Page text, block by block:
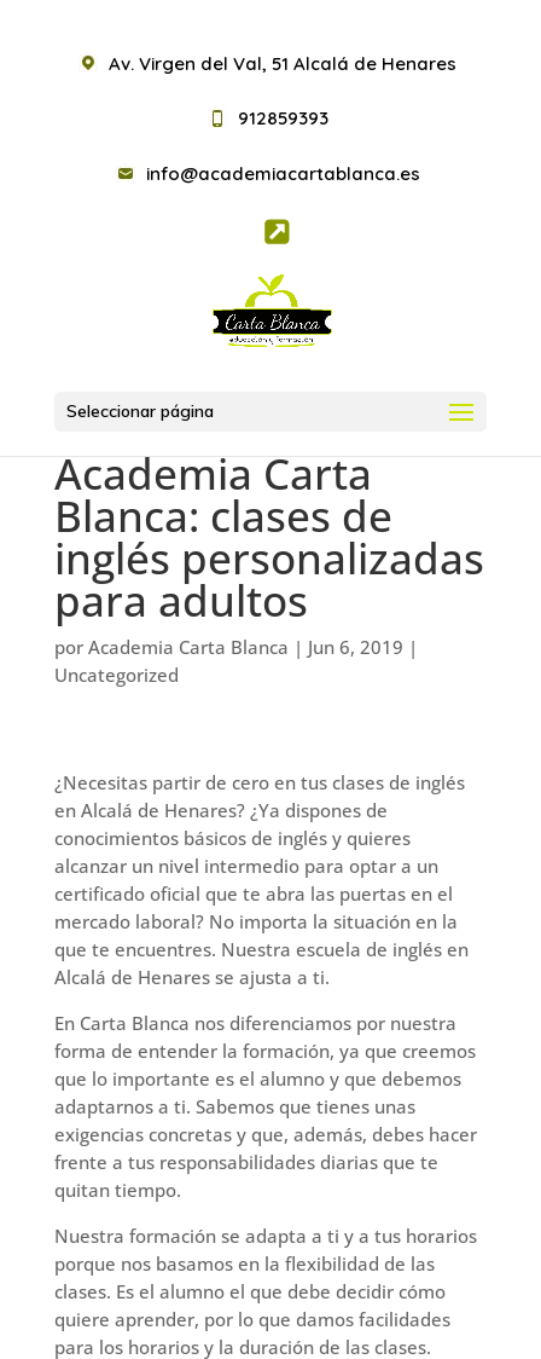
Av. Virgen del Val, 51 Alcalá de Henares
912859393
info@academiacartablanca.es
Seleccionar página
Academia Carta
Blanca: clases de
inglés personalizadas
para adultos
por Academia Carta Blanca | Jun 6, 2019 |
Uncategorized
¿Necesitas partir de cero en tus clases de inglés
en Alcalá de Henares? ¿Ya dispones de
conocimientos básicos de inglés y quieres
alcanzar un nivel intermedio para optar a un
certificado oficial que te abra las puertas en el
mercado laboral? No importa la situación en la
que te encuentres. Nuestra escuela de inglés en
Alcalá de Henares se ajusta a ti.
En Carta Blanca nos diferenciamos por nuestra
forma de entender la formación, ya que creemos
que lo importante es el alumno y que debemos
adaptarnos a ti. Sabemos que tienes unas
exigencias concretas y que, además, debes hacer
frente a tus responsabilidades diarias que te
quitan tiempo.
Nuestra formación se adapta a ti y a tus horarios
porque nos basamos en la flexibilidad de las
clases. Es el alumno el que debe decidir cómo
quiere aprender, por lo que damos facilidades
para los horarios y la duración de las clases.